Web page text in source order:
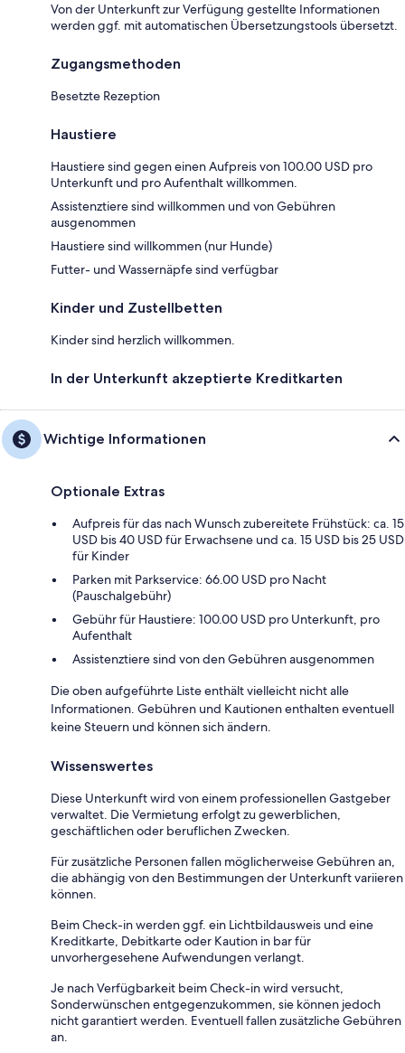
Von der Unterkunft zur Verfügung gestellte Informationen
werden ggf. mit automatischen Übersetzungstools übersetzt.
Zugangsmethoden
Besetzte Rezeption
Haustiere
Haustiere sind gegen einen Aufpreis von 100.00 USD pro
Unterkunft und pro Aufenthalt willkommen.
Assistenztiere sind willkommen und von Gebühren
ausgenommen
Haustiere sind willkommen (nur Hunde)
Futter- und Wassernäpfe sind verfügbar
Kinder und Zustellbetten
Kinder sind herzlich willkommen.
In der Unterkunft akzeptierte Kreditkarten
Wichtige Informationen
Optionale Extras
Aufpreis für das nach Wunsch zubereitete Frühstück: ca. 15
USD bis 40 USD für Erwachsene und ca. 15 USD bis 25 USD
für Kinder
Parken mit Parkservice: 66.00 USD pro Nacht
(Pauschalgebühr)
Gebühr für Haustiere: 100.00 USD pro Unterkunft, pro
Aufenthalt
Assistenztiere sind von den Gebühren ausgenommen
Die oben aufgeführte Liste enthält vielleicht nicht alle
Informationen. Gebühren und Kautionen enthalten eventuell
keine Steuern und können sich ändern.
Wissenswertes
Diese Unterkunft wird von einem professionellen Gastgeber
verwaltet. Die Vermietung erfolgt zu gewerblichen,
geschäftlichen oder beruflichen Zwecken.
Für zusätzliche Personen fallen möglicherweise Gebühren an,
die abhängig von den Bestimmungen der Unterkunft variieren
können.
Beim Check-in werden ggf. ein Lichtbildausweis und eine
Kreditkarte, Debitkarte oder Kaution in bar für
unvorhergesehene Aufwendungen verlangt.
Je nach Verfügbarkeit beim Check-in wird versucht,
Sonderwünschen entgegenzukommen, sie können jedoch
nicht garantiert werden. Eventuell fallen zusätzliche Gebühren
an.